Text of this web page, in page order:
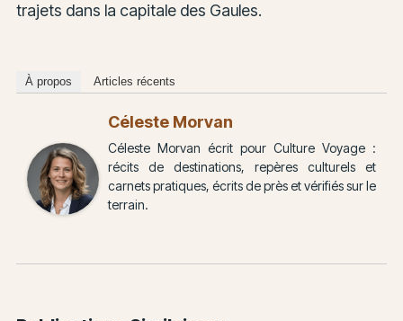
trajets dans la capitale des Gaules.
À propos Articles récents
Céleste Morvan
Céleste Morvan écrit pour Culture Voyage :
récits de destinations, repères culturels et
carnets pratiques, écrits de près et vérifiés sur le
terrain.